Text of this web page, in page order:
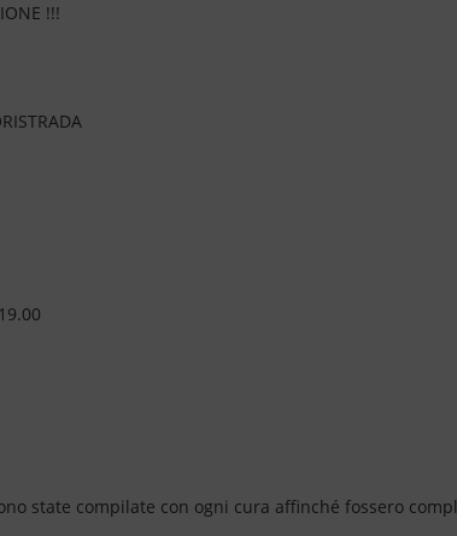
!!!
state compilate con ogni cura affinché fossero